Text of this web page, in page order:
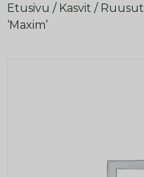
Etusivu / Kasvit / Ruusut
‘Maxim’